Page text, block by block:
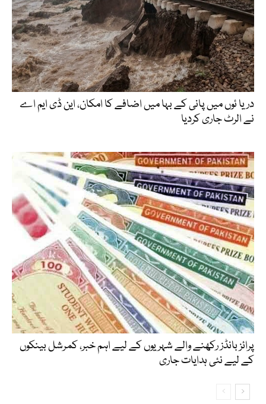
دریا ئوں میں پانی کے بہا میں اضافے کا امکان، این ڈی ایم اے
نے الرٹ جاری کردیا
پرائز بانڈز رکھنے والے شہریوں کے لیے اہم خبر، کمرشل بینکوں
کے لیے نئی ہدایات جاری